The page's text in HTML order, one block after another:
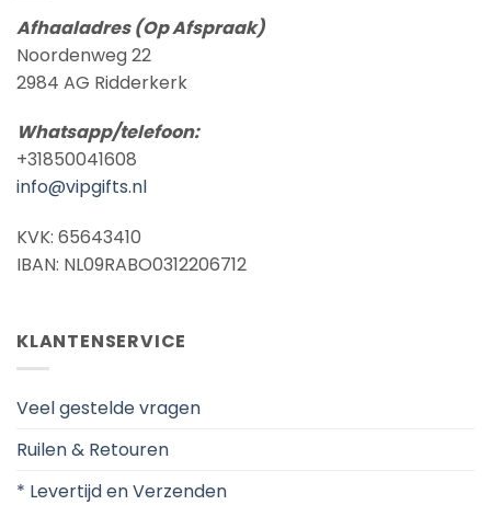
Afhaaladres (Op Afspraak)
Noordenweg 22
2984 AG Ridderkerk
Whatsapp/telefoon:
+31850041608
info@vipgifts.nl
KVK: 65643410
IBAN: NL09RABO0312206712
KLANTENSERVICE
Veel gestelde vragen
Ruilen & Retouren
* Levertijd en Verzenden